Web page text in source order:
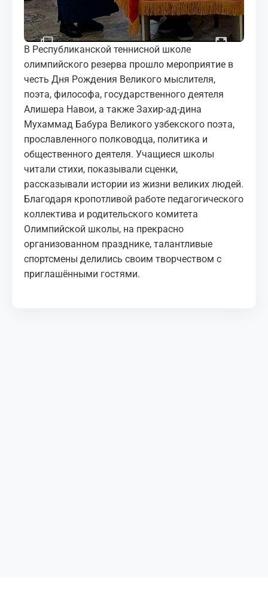
В Республиканской теннисной школе
олимпийского резерва прошло мероприятие в
честь Дня Рождения Великого мыслителя,
поэта, философа, государственного деятеля
Алишера Навои, а также Захир-ад-дина
Мухаммад Бабура Великого узбекского поэта,
прославленного полководца, политика и
общественного деятеля. Учащиеся школы
читали стихи, показывали сценки,
рассказывали истории из жизни великих людей.
Благодаря кропотливой работе педагогического
коллектива и родительского комитета
Олимпийской школы, на прекрасно
организованном празднике, талантливые
спортсмены делились своим творчеством с
приглашёнными гостями.